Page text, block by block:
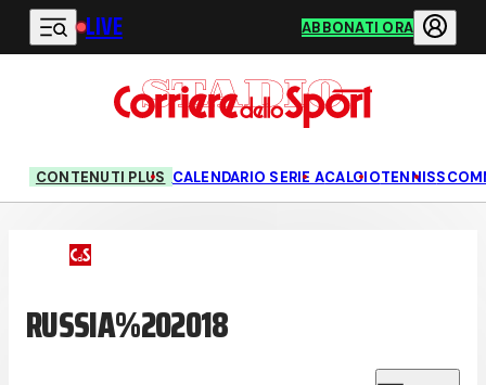
Vai al contenuto principale
LIVE ABBONATI ORA
CONTENUTI PLUS CALENDARIO SERIE ACALCIOTENNIS
RUSSIA%202018